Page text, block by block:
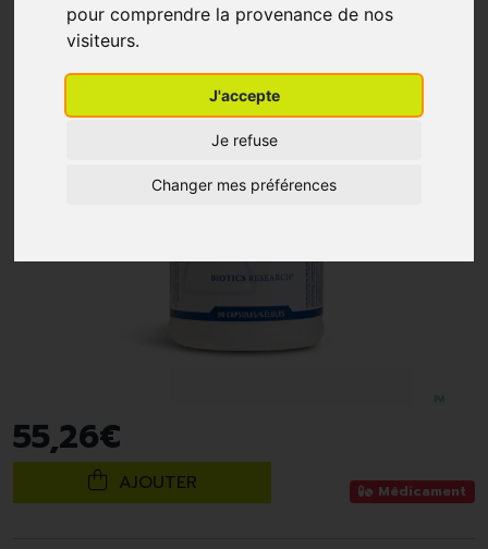
pour comprendre la provenance de nos
visiteurs.
J'accepte
Je refuse
Changer mes préférences
55,26€
AJOUTER Médicament